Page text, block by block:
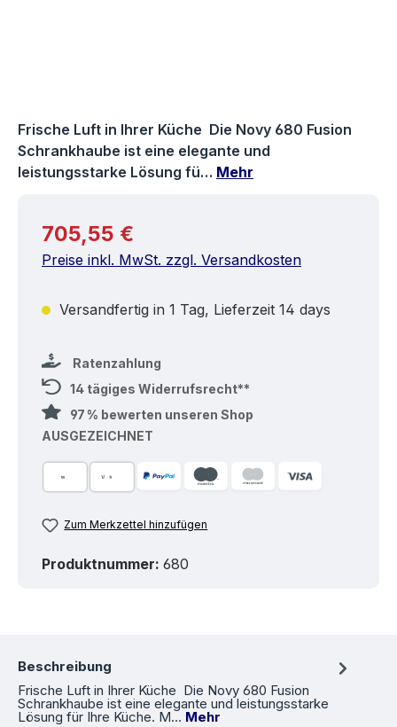
Frische Luft in Ihrer Küche Die Novy 680 Fusion
Schrankhaube ist eine elegante und
leistungsstarke Lösung fü… Mehr
Regulärer Preis:
705,55 €
Preise inkl. MwSt. zzgl. Versandkosten
Versandfertig in 1 Tag, Lieferzeit 14 days
Ratenzahlung
14 tägiges Widerrufsrecht**
97 % bewerten unseren Shop
AUSGEZEICHNET
Zum Merkzettel hinzufügen
Produktnummer: 680
Beschreibung
Frische Luft in Ihrer Küche Die Novy 680 Fusion
Schrankhaube ist eine elegante und leistungsstarke
Lösung für Ihre Küche. M… Mehr